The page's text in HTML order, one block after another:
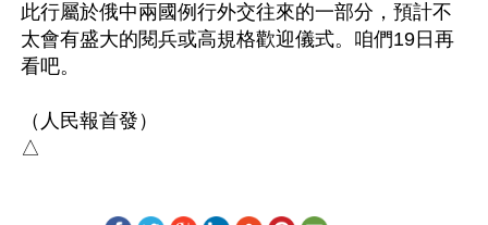
此行屬於俄中兩國例行外交往來的一部分，預計不
太會有盛大的閱兵或高規格歡迎儀式。咱們19日再
看吧。
（人民報首發）